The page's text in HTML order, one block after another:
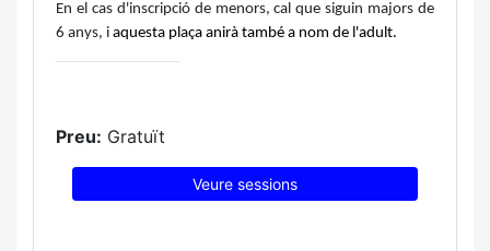
En el cas d'inscripció de menors, cal que siguin majors de
6 anys, i aquesta plaça anirà també a nom de l'adult.
Preu: Gratuït
Veure sessions